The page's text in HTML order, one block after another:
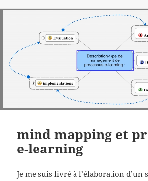
mind mapping et
e-learning
Je me suis livré à l’élaboration d’un